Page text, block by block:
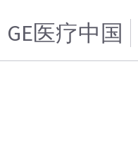
GE医疗中国